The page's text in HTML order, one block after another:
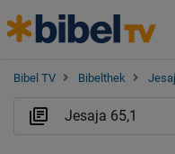
Bibel TV Bibelthek